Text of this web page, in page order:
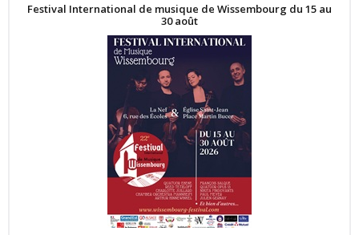
Festival International de musique de Wissembourg du 15 au
30 août